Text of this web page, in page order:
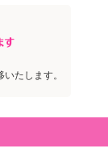
たします。